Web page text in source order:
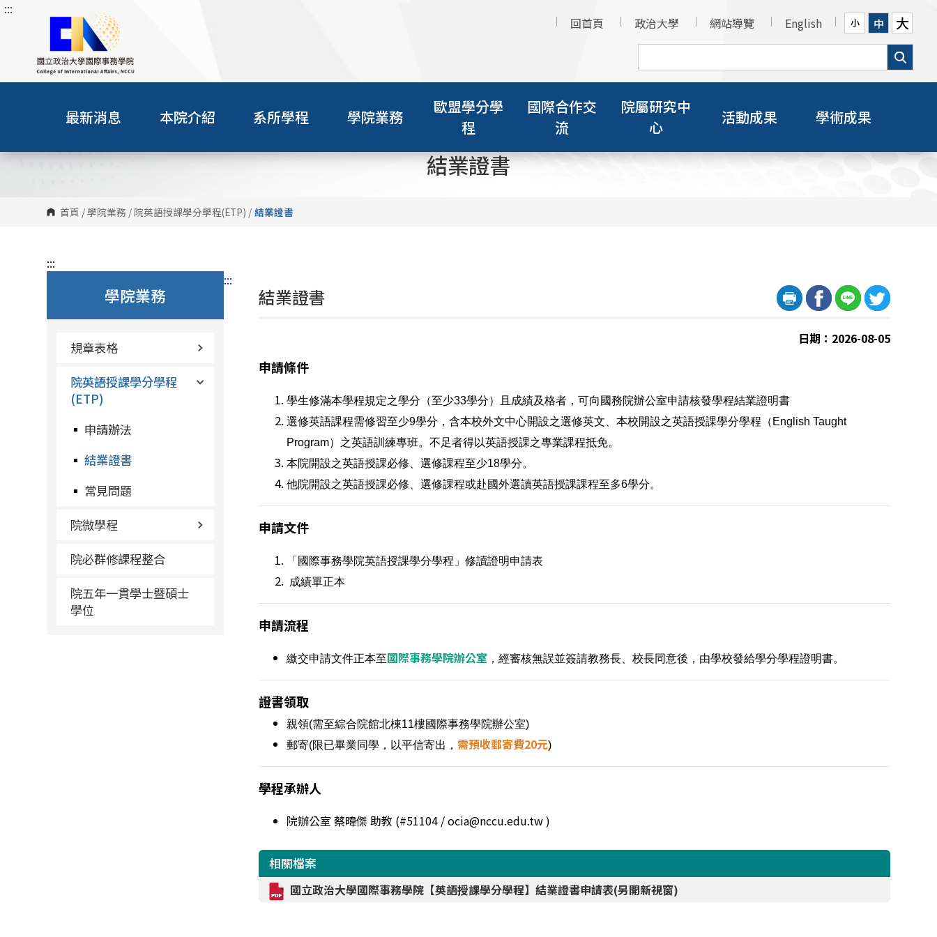
跳
內
:::
回首頁
政治大學 網站導覽 English 小 中 大
最新消息 本院介紹 系所學程 學院業務
歐盟學分學
程
國際合作交
流
院屬研究中
心
活動成果 學術成果
結業證書
首頁 /學院業務 / 院英語授課學分學程(ETP) / 結業證書
:::
學院業務
規章表格
院英語授課學分學程
(ETP)
申請辦法
結業證書
常見問題
院微學程
院必群修課程整合
院五年一貫學士暨碩士
學位
:::
結業證書
日期：2026-08-05
申請條件
學生修滿本學程規定之學分（至少33學分）且成績及格者，可向國務院辦公室申請核發學程結業證明書
選修英語課程需修習至少9學分，含本校外文中心開設之選修英文、本校開設之英語授課學分學程（English Taught
Program）之英語訓練專班。不足者得以英語授課之專業課程抵免。
本院開設之英語授課必修、選修課程至少18學分。
他院開設之英語授課必修、選修課程或赴國外選讀英語授課課程至多6學分。
申請文件
「國際事務學院英語授課學分學程」修讀證明申請表
成績單正本
申請流程
繳交申請文件正本至國際事務學院辦公室 ，經審核無誤並簽請教務長、校長同意後，由學校發給學分學程證明書。
證書領取
親領(需至綜合院館北棟11樓國際事務學院辦公室)
郵寄(限已畢業同學，以平信寄出，需預收郵寄費20元)
學程承辦人
院辦公室 蔡暐傑 助教 (#51104 / ocia@nccu.edu.tw )
相關檔案
國立政治大學國際事務學院【英語授課學分學程】結業證書申請表(另開新視窗)